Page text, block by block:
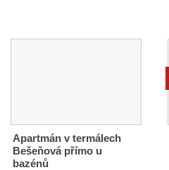
Apartmán v termálech
Bešeňová přímo u
bazénů